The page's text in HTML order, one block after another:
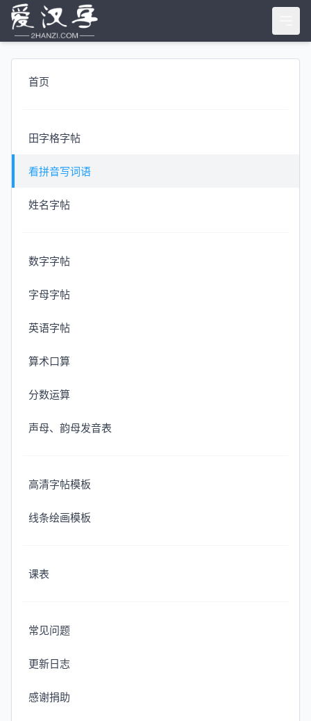
首页
田字格字帖
看拼音写词语
姓名字帖
数字字帖
字母字帖
英语字帖
算术口算
分数运算
声母、韵母发音表
高清字帖模板
线条绘画模板
课表
常见问题
更新日志
感谢捐助